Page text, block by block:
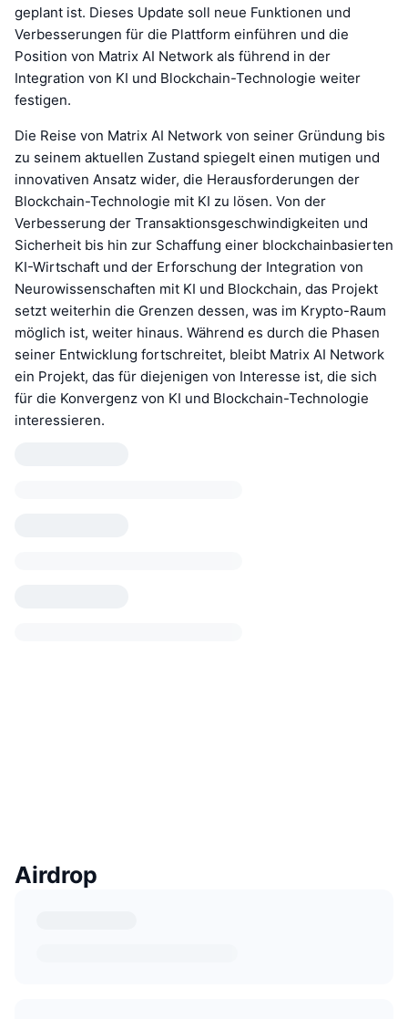
geplant ist. Dieses Update soll neue Funktionen und
Verbesserungen für die Plattform einführen und die
Position von Matrix AI Network als führend in der
Integration von KI und Blockchain-Technologie weiter
festigen.
Die Reise von Matrix AI Network von seiner Gründung bis
zu seinem aktuellen Zustand spiegelt einen mutigen und
innovativen Ansatz wider, die Herausforderungen der
Blockchain-Technologie mit KI zu lösen. Von der
Verbesserung der Transaktionsgeschwindigkeiten und
Sicherheit bis hin zur Schaffung einer blockchainbasierten
KI-Wirtschaft und der Erforschung der Integration von
Neurowissenschaften mit KI und Blockchain, das Projekt
setzt weiterhin die Grenzen dessen, was im Krypto-Raum
möglich ist, weiter hinaus. Während es durch die Phasen
seiner Entwicklung fortschreitet, bleibt Matrix AI Network
ein Projekt, das für diejenigen von Interesse ist, die sich
für die Konvergenz von KI und Blockchain-Technologie
interessieren.
Airdrop